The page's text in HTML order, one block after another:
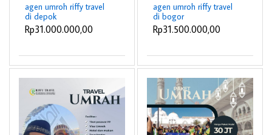
agen umroh riffy travel
di depok
Rp31.000.000,00
agen umroh riffy travel
di bogor
Rp31.500.000,00